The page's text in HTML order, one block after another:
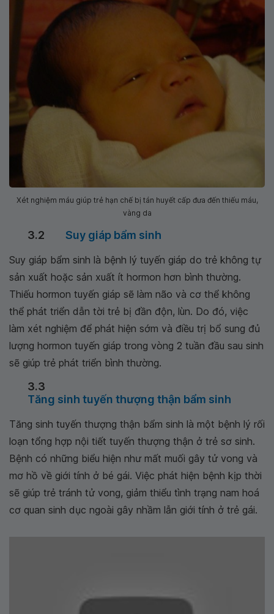
Xét nghiệm máu giúp trẻ hạn chế bị tán huyết cấp đưa đến thiếu máu,
vàng da
3.2 Suy giáp bẩm sinh
Suy giáp bẩm sinh là bệnh lý tuyến giáp do trẻ không tự
sản xuất hoặc sản xuất ít hormon hơn bình thường.
Thiếu hormon tuyến giáp sẽ làm não và cơ thể không
thể phát triển dẫn tời trẻ bị đần độn, lùn. Do đó, việc
làm xét nghiệm để phát hiện sớm và điều trị bổ sung đủ
lượng hormon tuyến giáp trong vòng 2 tuần đầu sau sinh
sẽ giúp trẻ phát triển bình thường.
3.3
Tăng sinh tuyến thượng thận bẩm sinh
Tăng sinh tuyến thượng thận bẩm sinh là một bệnh lý rối
loạn tổng hợp nội tiết tuyến thượng thận ở trẻ sơ sinh.
Bệnh có những biểu hiện như mất muối gây tử vong và
mơ hồ về giới tính ở bé gái. Việc phát hiện bệnh kịp thời
sẽ giúp trẻ tránh tử vong, giảm thiểu tình trạng nam hoá
cơ quan sinh dục ngoài gây nhầm lẫn giới tính ở trẻ gái.